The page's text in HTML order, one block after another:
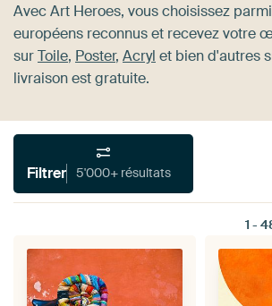
Avec Art Heroes, vous choisissez
européens reconnus et recevez votre
surToile, Poster, Acryl et bien d'autres
livraison est gratuite.
Filtrer 5'000+ résultats
1 -